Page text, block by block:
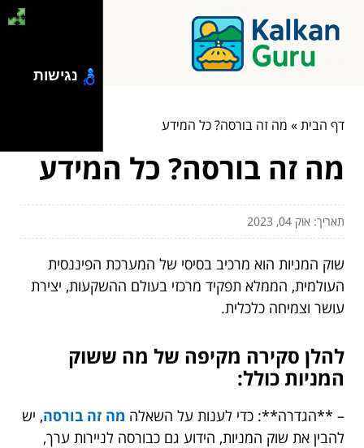
דף הבית» מה זה בורסה? כל המידע
מה זה בורסה? כל המידע
תאריך: אוק 04, 2023
שוק המניות הוא מרכיב בסיסי של המערכת הפיננסית
העולמית, הממלא תפקיד מרכזי בעולם ההשקעות, יצירת
עושר וצמיחה כלכלית.
להלן סקירה מקיפה של מה ששוק
המניות כולל:
– **הגדרה**: כדי לענות על השאלה מה זה בורסה, יש
להבין את שוק המניות, הידוע גם כבורסה לניירות ערך,
נגישות